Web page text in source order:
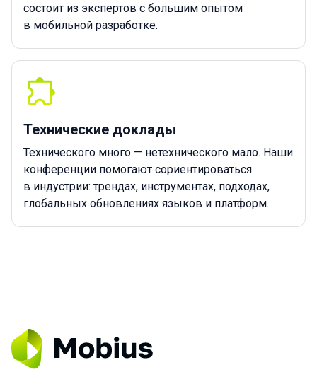
состоит из экспертов с большим опытом
в мобильной разработке.
Технические доклады
Технического много — нетехнического мало. Наши
конференции помогают сориентироваться
в индустрии: трендах, инструментах, подходах,
глобальных обновлениях языков и платформ.